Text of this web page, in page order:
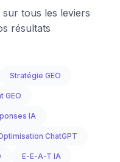
tous les leviers
résultats
Stratégie GEO
GEO
IA
ChatGPT
E-E-A-T IA